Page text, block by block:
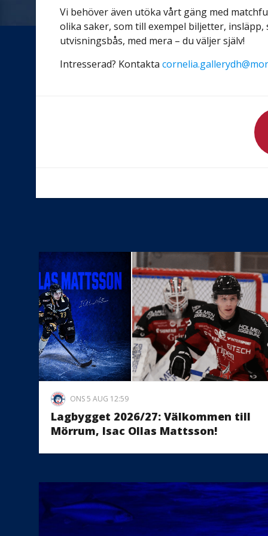
Vi behöver även utöka vårt gäng med
olika saker, som till exempel biljetter,
utvisningsbås, med mera – du väljer själv!
Intresserad? Kontakta
ONS 5 AUG 12:59
Lagbygget 2026/27: Välkommen till
Mörrum, Isac Ollas Mattsson!